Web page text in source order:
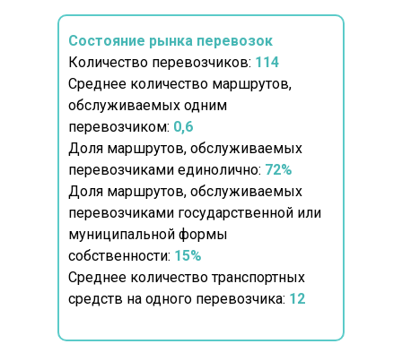
Состояние рынка перевозок
Количество перевозчиков: 114
Среднее количество маршрутов,
обслуживаемых одним
перевозчиком: 0,6
Доля маршрутов, обслуживаемых
перевозчиками единолично: 72%
Доля маршрутов, обслуживаемых
перевозчиками государственной или
муниципальной формы
собственности: 15%
Среднее количество транспортных
средств на одного перевозчика: 12